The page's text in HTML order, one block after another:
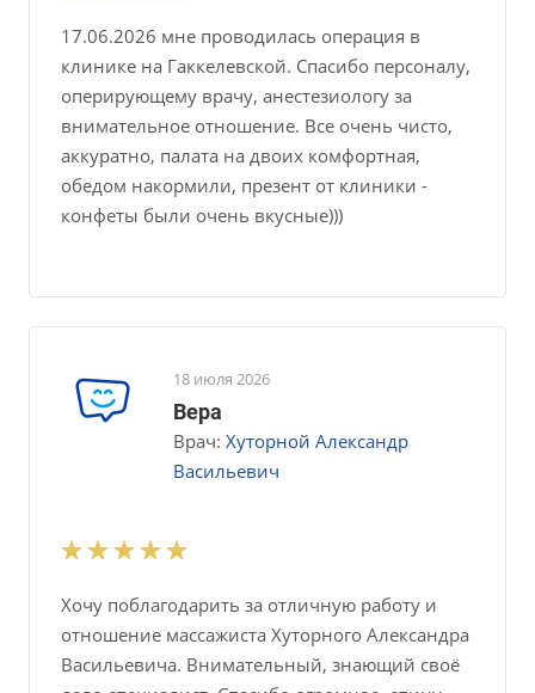
17.06.2026 мне проводилась операция в
клинике на Гаккелевской. Спасибо персоналу,
оперирующему врачу, анестезиологу за
внимательное отношение. Все очень чисто,
аккуратно, палата на двоих комфортная,
обедом накормили, презент от клиники -
конфеты были очень вкусные)))
18 июля 2026
Вера
Врач: Хуторной Александр
Васильевич
Хочу поблагодарить за отличную работу и
отношение массажиста Хуторного Александра
Васильевича. Внимательный, знающий своё